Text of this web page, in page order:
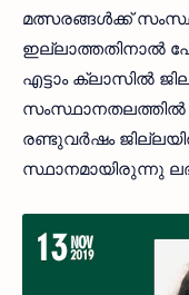
മത്സരങ്ങള്‍ക്ക്
ഇല്ലാത്തതിനാല്‍
എട്ടാം ക്ലാസില്‍
സംസ്ഥാനതലത്തില്‍
രണ്ടുവര്‍ഷം
സ്ഥാനമായിരുന്നു